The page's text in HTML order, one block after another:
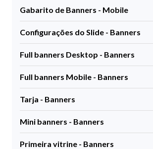
Gabarito de Banners - Mobile
Configurações do Slide - Banners
Full banners Desktop - Banners
Full banners Mobile - Banners
Tarja - Banners
Mini banners - Banners
Primeira vitrine - Banners